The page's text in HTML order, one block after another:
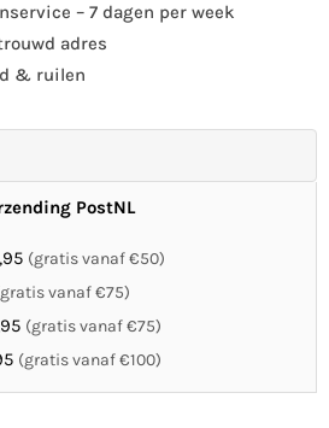
– 7 dagen per week
adres
& ruilen
PostNL
(gratis vanaf €50)
vanaf €75)
(gratis vanaf €75)
(gratis vanaf €100)